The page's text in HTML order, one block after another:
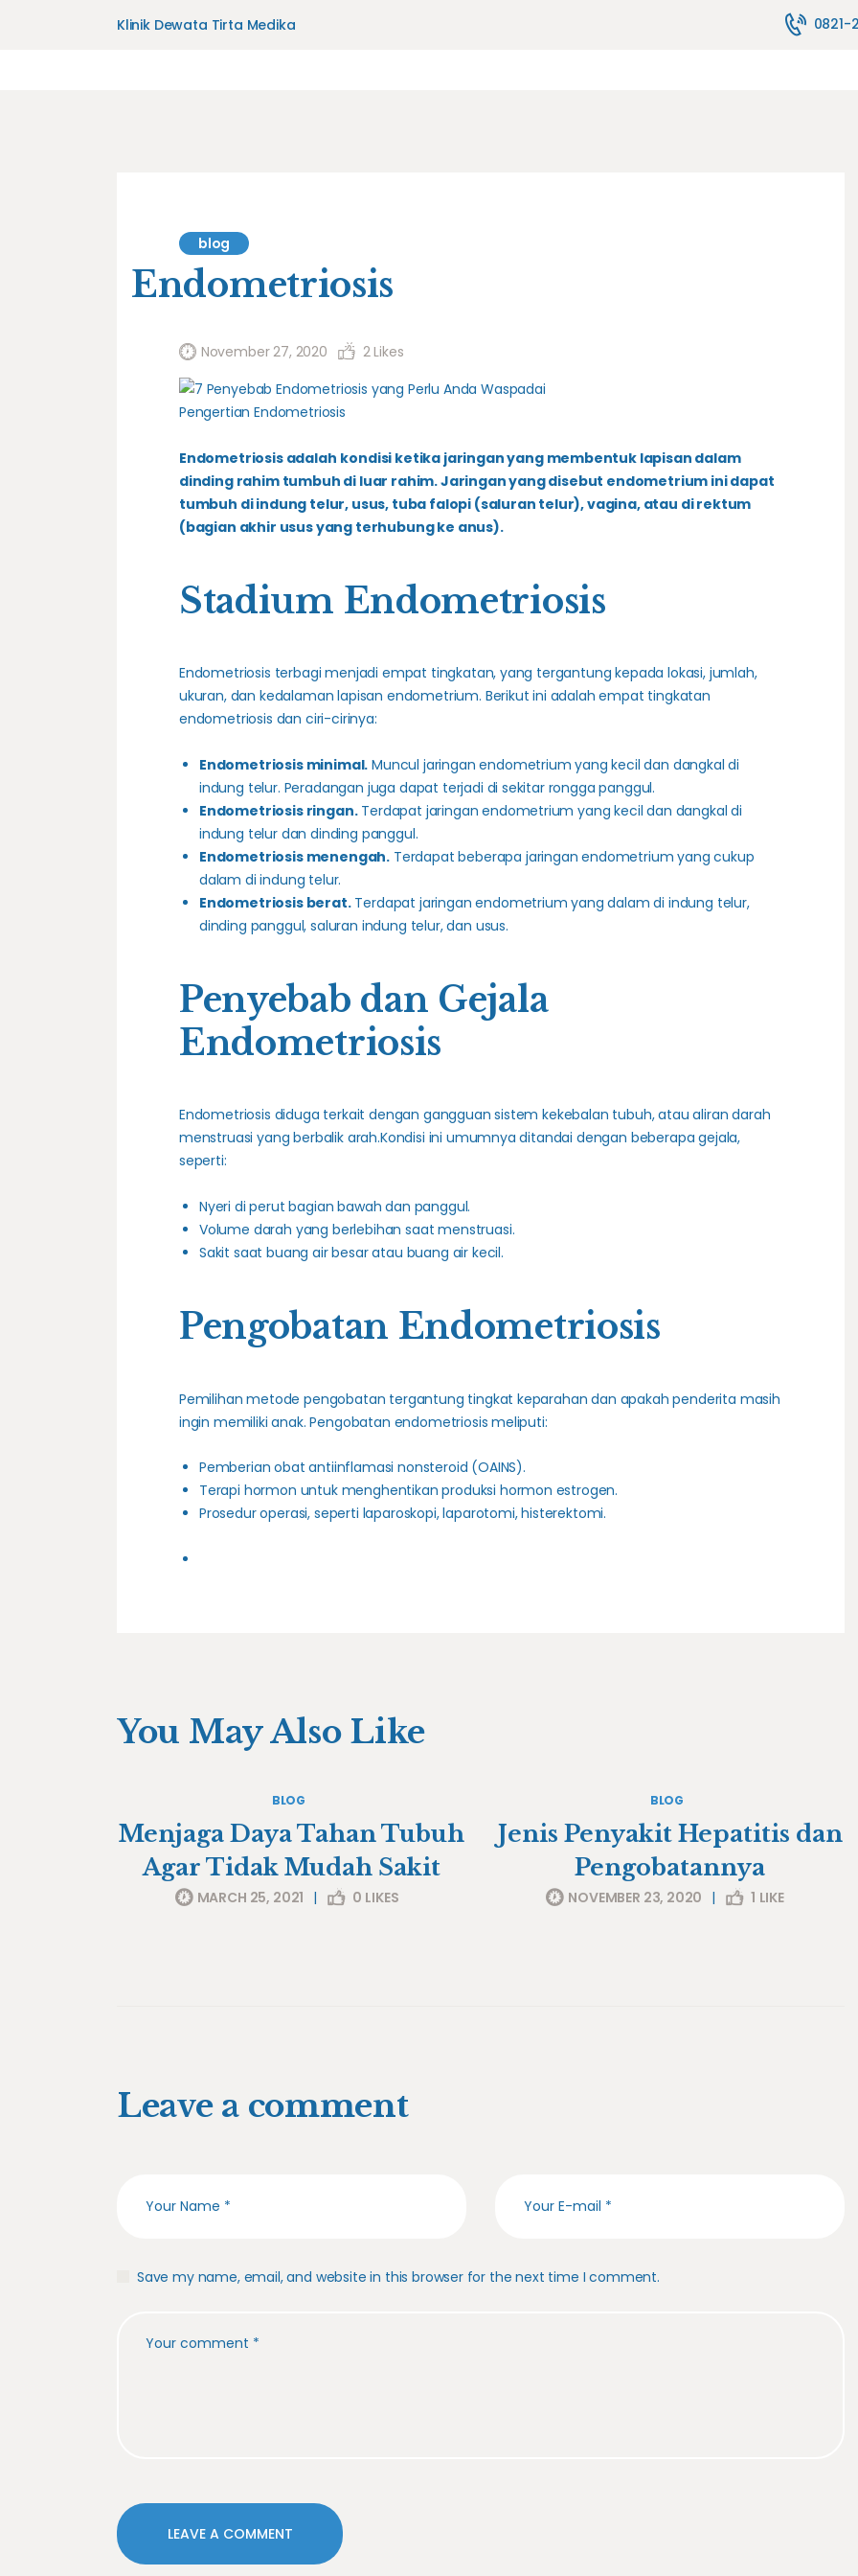
Klinik Dewata Tirta Medika 0821-
blog
Endometriosis
November 27, 2020 2Likes
Pengertian Endometriosis
Endometriosis adalah kondisi ketika jaringan yang membentuk lapisan dalam
dinding rahim tumbuh di luar rahim. Jaringan yang disebut endometrium ini dapat
tumbuh di indung telur, usus, tuba falopi (saluran telur), vagina, atau di rektum
(bagian akhir usus yang terhubung ke anus).
Stadium Endometriosis
Endometriosis terbagi menjadi empat tingkatan, yang tergantung kepada lokasi, jumlah,
ukuran, dan kedalaman lapisan endometrium. Berikut ini adalah empat tingkatan
endometriosis dan ciri-cirinya:
Endometriosis minimal. Muncul jaringan endometrium yang kecil dan dangkal di
indung telur. Peradangan juga dapat terjadi di sekitar rongga panggul.
Endometriosis ringan.Terdapat jaringan endometrium yang kecil dan dangkal di
indung telur dan dinding panggul.
Endometriosis menengah. Terdapat beberapa jaringan endometrium yang cukup
dalam di indung telur.
Endometriosis berat.Terdapat jaringan endometrium yang dalam di indung telur,
dinding panggul, saluran indung telur, dan usus.
Penyebab dan Gejala
Endometriosis
Endometriosis diduga terkait dengan gangguan sistem kekebalan tubuh, atau aliran darah
menstruasi yang berbalik arah.Kondisi ini umumnya ditandai dengan beberapa gejala,
seperti:
Nyeri di perut bagian bawah dan panggul.
Volume darah yang berlebihan saat menstruasi.
Sakit saat buang air besar atau buang air kecil.
Pengobatan Endometriosis
Pemilihan metode pengobatan tergantung tingkat keparahan dan apakah penderita masih
ingin memiliki anak. Pengobatan endometriosis meliputi:
Pemberian obat antiinflamasi nonsteroid (OAINS).
Terapi hormon untuk menghentikan produksi hormon estrogen.
Prosedur operasi, seperti laparoskopi, laparotomi, histerektomi.
You May Also Like
BLOG
Menjaga Daya Tahan Tubuh
Agar Tidak Mudah Sakit
MARCH 25, 2021 | 0 LIKES
BLOG
Jenis Penyakit Hepatitis dan
Pengobatannya
NOVEMBER 23, 2020 | 1 LIKE
Leave a comment
Save my name, email, and website in this browser for the next time I comment.